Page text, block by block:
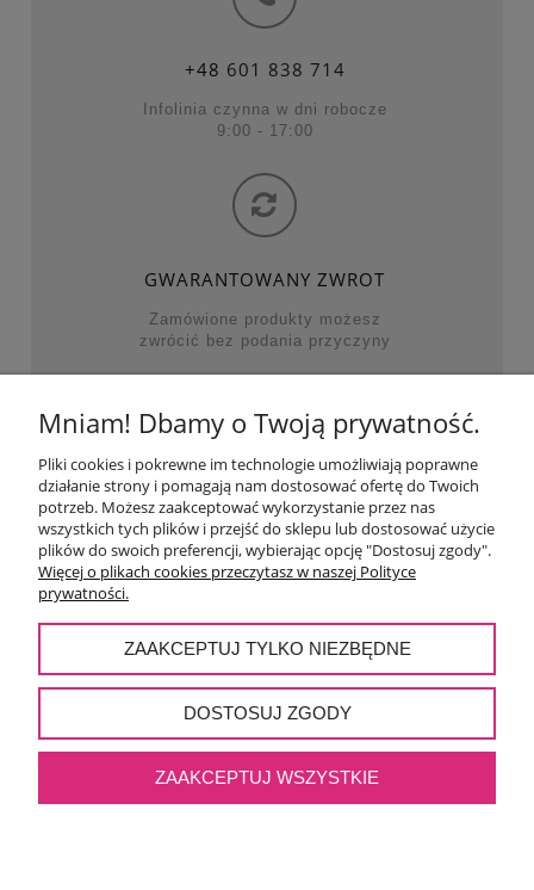
+48 601 838 714
Infolinia czynna w dni robocze
9:00 - 17:00
GWARANTOWANY ZWROT
Zamówione produkty możesz
zwrócić bez podania przyczyny
NAJWAŻNIEJSZE KATEGORIE
POMOC
MOJE KONTO
PŁATNOŚCI I DOSTAWA
O NAS
Mniam! Dbamy o Twoją prywatność.
Pliki cookies i pokrewne im technologie umożliwiają poprawne
działanie strony i pomagają nam dostosować ofertę do Twoich
potrzeb. Możesz zaakceptować wykorzystanie przez nas
wszystkich tych plików i przejść do sklepu lub dostosować użycie
plików do swoich preferencji, wybierając opcję "Dostosuj zgody".
Więcej o plikach cookies przeczytasz w naszej Polityce
prywatności.
ZAAKCEPTUJ TYLKO NIEZBĘDNE
DOSTOSUJ ZGODY
ZAAKCEPTUJ WSZYSTKIE